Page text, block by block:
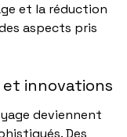
et la réduction
aspects pris
et innovations
deviennent